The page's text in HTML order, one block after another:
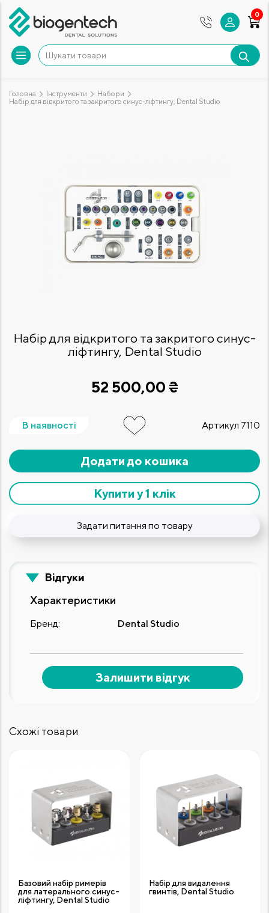
0
Головна Інструменти
Набори
Набір для відкритого та закритого синус-ліфтингу, Dental Studio
Набір для відкритого та закритого синус-
ліфтингу, Dental Studio
52 500,00 ₴
В наявності Артикул 7110
Додати до кошика
Купити у 1 клік
Задати питання по товару
Відгуки
Залишити відгук
Характеристики
Бренд: Dental Studio
Схожі товари
Базовий набір римерів
для латерального синус-
ліфтингу, Dental Studio
Набір для видалення
гвинтів, Dental Studio